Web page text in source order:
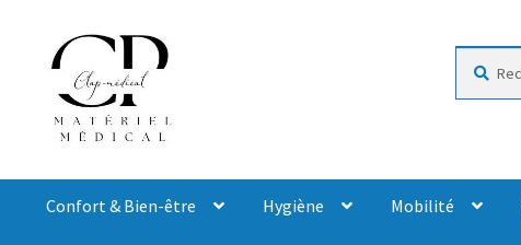
Confort & Bien-être Hygiène Mobilité